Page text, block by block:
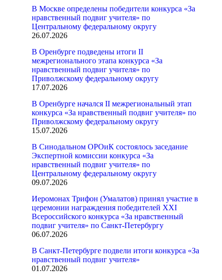
В Москве определены победители конкурса «За
нравственный подвиг учителя» по
Центральному федеральному округу
26.07.2026
В Оренбурге подведены итоги II
межрегионального этапа конкурса «За
нравственный подвиг учителя» по
Приволжскому федеральному округу
17.07.2026
В Оренбурге начался II межрегиональный этап
конкурса «За нравственный подвиг учителя» по
Приволжскому федеральному округу
15.07.2026
В Синодальном ОРОиК состоялось заседание
Экспертной комиссии конкурса «За
нравственный подвиг учителя» по
Центральному федеральному округу
09.07.2026
Иеромонах Трифон (Умалатов) принял участие в
церемонии награждения победителей XXI
Всероссийского конкурса «За нравственный
подвиг учителя» по Санкт-Петербургу
06.07.2026
В Санкт-Петербурге подвели итоги конкурса «За
нравственный подвиг учителя»
01.07.2026